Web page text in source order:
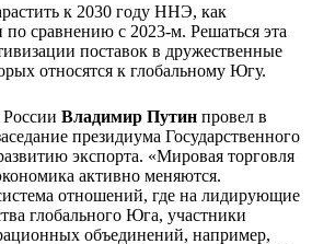
к 2030 году ННЭ, как
сравнению с 2023-м. Решаться эта
поставок в дружественные
относятся к глобальному Югу.
России Владимир Путин провел в
президиума Государственного
экспорта. «Мировая торговля
активно меняются.
отношений, где на лидирующие
глобального Юга, участники
объединений, например,